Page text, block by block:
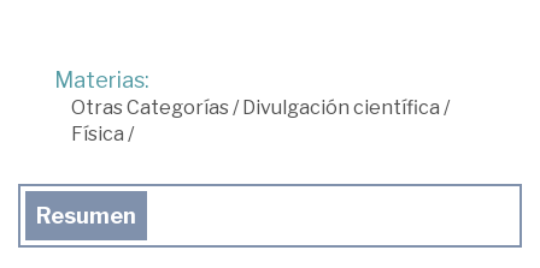
Materias:
Otras Categorías/Divulgación científica /
Física /
Resumen